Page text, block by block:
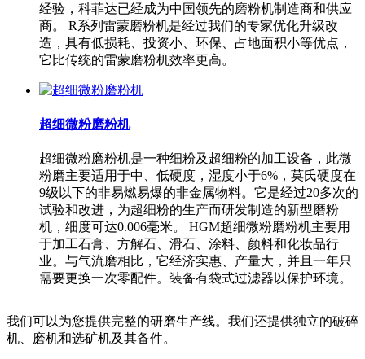
经验，科菲达已经成为中国领先的磨粉机制造商和供应
商。 R系列雷蒙磨粉机是经过我们的专家优化升级改
造，具有低损耗、投资小、环保、占地面积小等优点，
它比传统的雷蒙磨粉机效率更高。
超细微粉磨粉机
超细微粉磨粉机是一种细粉及超细粉的加工设备，此微
粉磨主要适用于中、低硬度，湿度小于6%，莫氏硬度在
9级以下的非易燃易爆的非金属物料。它是经过20多次的
试验和改进，为超细粉的生产而研发制造的新型磨粉
机，细度可达0.006毫米。 HGM超细微粉磨粉机主要用
于加工石膏、方解石、滑石、涂料、颜料和化妆品行
业。与气流磨相比，它经济实惠、产量大，并且一年只
需要更换一次零配件。装备有袋式过滤器以保护环境。
我们可以为您提供完整的研磨生产线。我们还提供独立的破碎
机、磨机和选矿机及其备件。